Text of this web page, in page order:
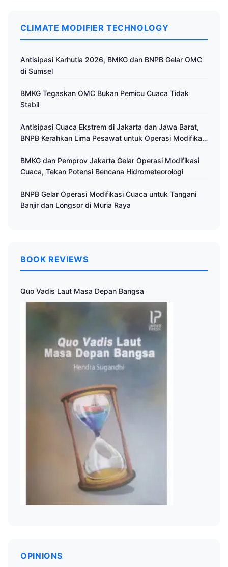
CLIMATE MODIFIER TECHNOLOGY
Antisipasi Karhutla 2026, BMKG dan BNPB Gelar OMC
di Sumsel
BMKG Tegaskan OMC Bukan Pemicu Cuaca Tidak
Stabil
Antisipasi Cuaca Ekstrem di Jakarta dan Jawa Barat,
BNPB Kerahkan Lima Pesawat untuk Operasi Modifikasi
BMKG dan Pemprov Jakarta Gelar Operasi Modifikasi
Cuaca, Tekan Potensi Bencana Hidrometeorologi
BNPB Gelar Operasi Modifikasi Cuaca untuk Tangani
Banjir dan Longsor di Muria Raya
BOOK REVIEWS
Quo Vadis Laut Masa Depan Bangsa
OPINIONS